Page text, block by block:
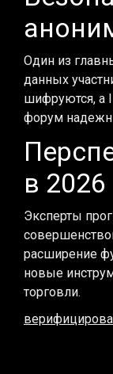
Один из
данных
шифруются, а
форум
в 2026
Эксперты
расширение
новые
торговли.